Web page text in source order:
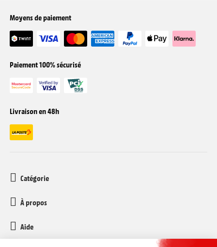
Moyens de paiement
Paiement 100% sécurisé
Livraison en 48h
Catégorie
À propos
Aide